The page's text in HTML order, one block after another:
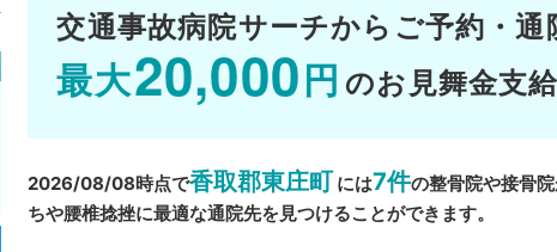
交通事故病院サーチから ご予約・
最大20,000 円 のお見舞金支給
2026/08/08時点で香取郡東庄町には7件の整骨院や接骨
ちや腰椎捻挫に最適な通院先を見つけることができます。